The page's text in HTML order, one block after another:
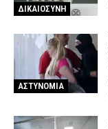
ΔΙΚΑΙΟΣΥΝΗ
ΑΣΤΥΝΟΜΙΑ